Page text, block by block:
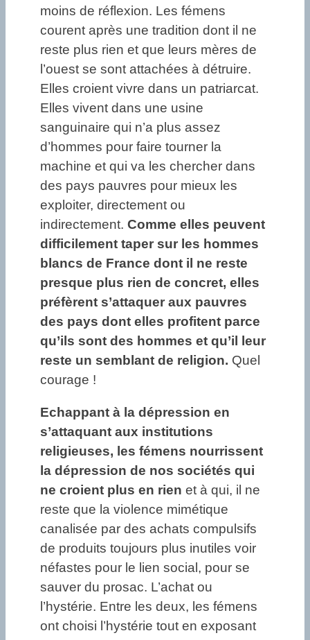
moins de réflexion. Les fémens
courent après une tradition dont il ne
reste plus rien et que leurs mères de
l’ouest se sont attachées à détruire.
Elles croient vivre dans un patriarcat.
Elles vivent dans une usine
sanguinaire qui n’a plus assez
d’hommes pour faire tourner la
machine et qui va les chercher dans
des pays pauvres pour mieux les
exploiter, directement ou
indirectement. Comme elles peuvent
difficilement taper sur les hommes
blancs de France dont il ne reste
presque plus rien de concret, elles
préfèrent s’attaquer aux pauvres
des pays dont elles profitent parce
qu’ils sont des hommes et qu’il leur
reste un semblant de religion. Quel
courage !
Echappant à la dépression en
s’attaquant aux institutions
religieuses, les fémens nourrissent
la dépression de nos sociétés qui
ne croient plus en rien et à qui, il ne
reste que la violence mimétique
canalisée par des achats compulsifs
de produits toujours plus inutiles voir
néfastes pour le lien social, pour se
sauver du prosac. L’achat ou
l’hystérie. Entre les deux, les fémens
ont choisi l’hystérie tout en exposant